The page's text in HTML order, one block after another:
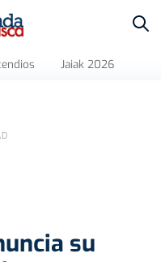
Jaiak 2026
su